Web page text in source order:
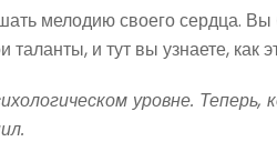
мелодию своего сердца.
и тут вы узнаете, как
уровне.